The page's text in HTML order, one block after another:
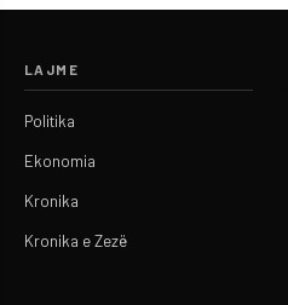
LAJME
Politika
Ekonomia
Kronika
Kronika e Zezë